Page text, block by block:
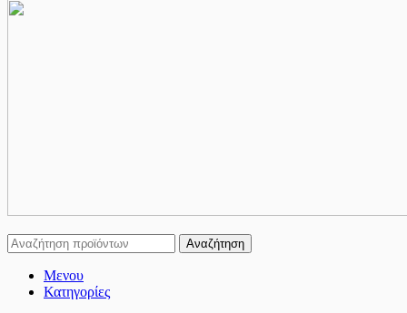
Αναζήτηση
Μενου
Κατηγορίες